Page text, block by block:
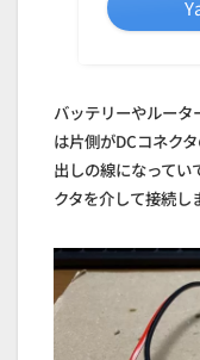
バッテリーやルー
は片側がDCコネク
出しの線になって
クタを介して接続し